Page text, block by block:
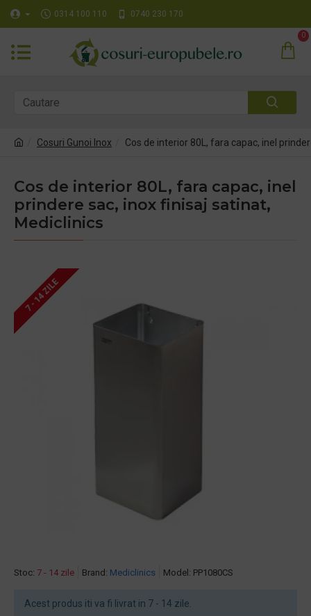
0314 100 110 0740 230 170
0
Cosuri Gunoi Inox Cos de interior 80L, fara capac, inel
Cos de interior 80L, fara capac, inel
prindere sac, inox finisaj satinat,
Mediclinics
7 - 14 ZILE
Stoc: 7 - 14 zile Brand: Mediclinics Model: PP1080CS
Acest produs iti va fi livrat in 7 - 14 zile.